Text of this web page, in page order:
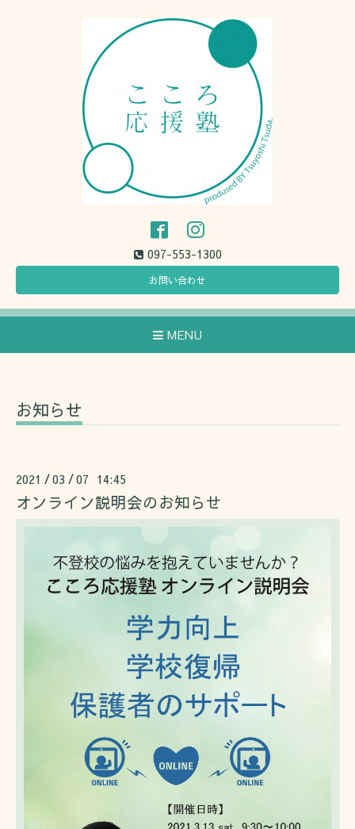
097-553-1300
お問い合わせ
MENU
お知らせ
2021 /03 /07 14:45
オンライン説明会のお知らせ